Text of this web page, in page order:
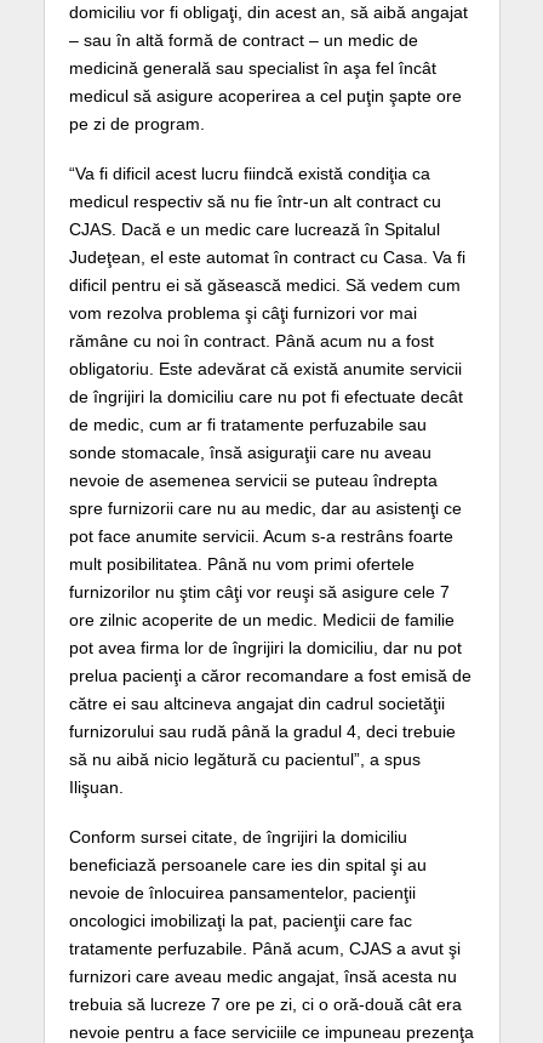
domiciliu vor fi obligaţi, din acest an, să aibă angajat
– sau în altă formă de contract – un medic de
medicină generală sau specialist în aşa fel încât
medicul să asigure acoperirea a cel puţin şapte ore
pe zi de program.
“Va fi dificil acest lucru fiindcă există condiţia ca
medicul respectiv să nu fie într-un alt contract cu
CJAS. Dacă e un medic care lucrează în Spitalul
Judeţean, el este automat în contract cu Casa. Va fi
dificil pentru ei să găsească medici. Să vedem cum
vom rezolva problema şi câţi furnizori vor mai
rămâne cu noi în contract. Până acum nu a fost
obligatoriu. Este adevărat că există anumite servicii
de îngrijiri la domiciliu care nu pot fi efectuate decât
de medic, cum ar fi tratamente perfuzabile sau
sonde stomacale, însă asiguraţii care nu aveau
nevoie de asemenea servicii se puteau îndrepta
spre furnizorii care nu au medic, dar au asistenţi ce
pot face anumite servicii. Acum s-a restrâns foarte
mult posibilitatea. Până nu vom primi ofertele
furnizorilor nu ştim câţi vor reuşi să asigure cele 7
ore zilnic acoperite de un medic. Medicii de familie
pot avea firma lor de îngrijiri la domiciliu, dar nu pot
prelua pacienţi a căror recomandare a fost emisă de
către ei sau altcineva angajat din cadrul societăţii
furnizorului sau rudă până la gradul 4, deci trebuie
să nu aibă nicio legătură cu pacientul”, a spus
Ilişuan.
Conform sursei citate, de îngrijiri la domiciliu
beneficiază persoanele care ies din spital şi au
nevoie de înlocuirea pansamentelor, pacienţii
oncologici imobilizaţi la pat, pacienţii care fac
tratamente perfuzabile. Până acum, CJAS a avut şi
furnizori care aveau medic angajat, însă acesta nu
trebuia să lucreze 7 ore pe zi, ci o oră-două cât era
nevoie pentru a face serviciile ce impuneau prezenţa